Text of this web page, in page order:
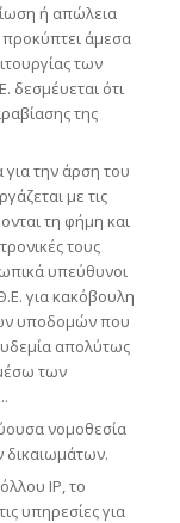
ή απώλεια
άμεσα
των
δεσμέυεται ότι
της
για την άρση του
με τις
τη φήμη και
τους
υπεύθυνοι
για κακόβουλη
υποδομών που
απολύτως
των
νομοθεσία
δικαιωμάτων.
IP, το
υπηρεσίες για